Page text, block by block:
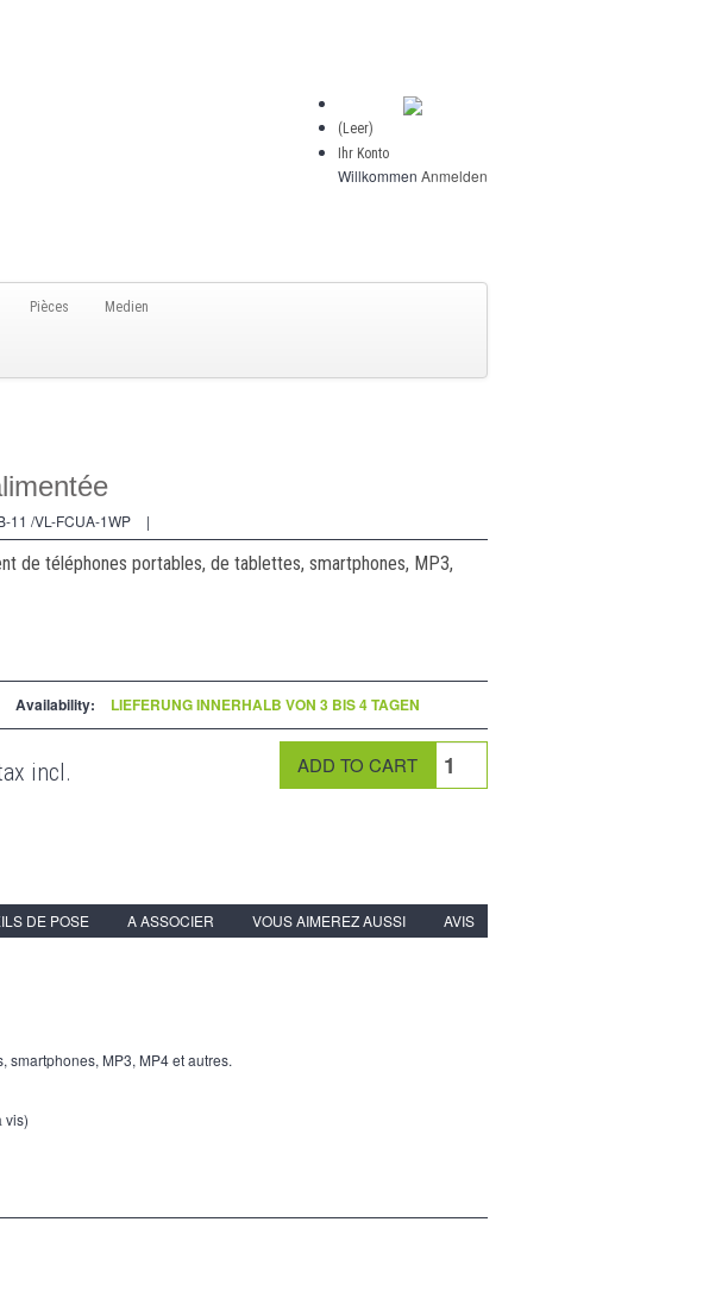
(Leer)
Ihr Konto
Willkommen Anmelden
Pièces Medien
11 /VL-FCUA-1WP |
de téléphones portables, de tablettes, smartphones, MP3,
Availability: LIEFERUNG INNERHALB VON 3 BIS 4 TAGEN
incl.
DE POSE A ASSOCIER VOUS AIMEREZ AUSSI AVIS
MP3, MP4 et autres.
vis)